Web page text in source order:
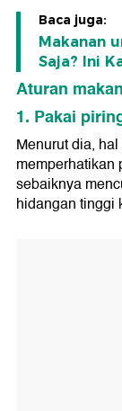
Baca juga:
Makanan
Saja? Ini
Aturan
1. Pakai
Menurut dia,
memperhatikan
sebaiknya
hidangan tinggi